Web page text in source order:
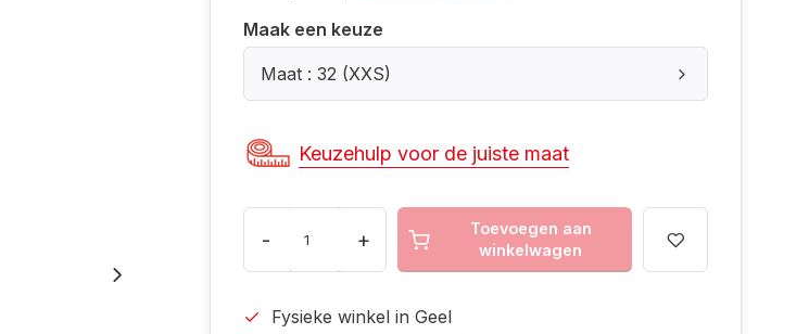
Maak een keuze
Maat : 32 (XXS)
Keuzehulp voor de juiste maat
- +
Toevoegen aan
winkelwagen
Fysieke winkel in Geel